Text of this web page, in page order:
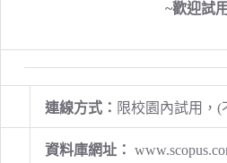
~歡迎試
連線方式： 限校園內試用，
資料庫網址：